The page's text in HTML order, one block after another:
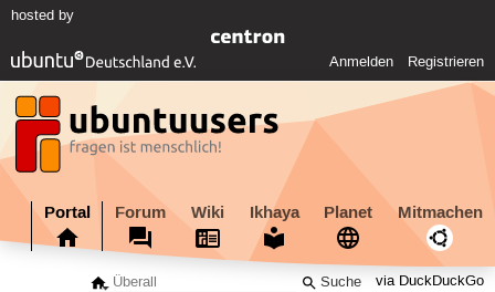
hosted by
Anmelden Registrieren
Portal Forum Wiki Ikhaya Planet Mitmachen
via DuckDuckGo